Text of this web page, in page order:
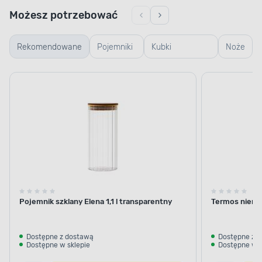
Rekomendowane Pojemniki
szklane
Kubki
termiczne i
Noże
Możesz potrzebować
Pojemnik szklany Elena 1,1 l transparentny
Dostępne z dostawą
Dostępne w sklepie
Termos
Dostępne z
Dostępne w